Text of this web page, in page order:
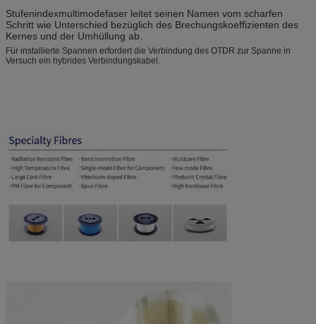
Stufenindexmultimodefaser leitet seinen Namen vom scharfen
Schritt wie Unterschied bezüglich des Brechungskoeffizienten des
Kernes und der Umhüllung ab.
Für installierte Spannen erfordert die Verbindung des OTDR zur Spanne in
Versuch ein hybrides Verbindungskabel.